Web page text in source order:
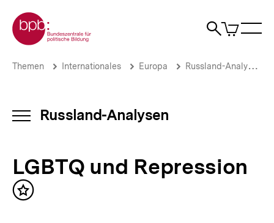
zum
Seiteninhalt
springen
Zur Startseite der bpb
Suche
Artikel
im
LGBTQ
Russland-
Analysen
Brotkrümelnavigation
Pfadnavigation
Themen Internationales Europa Russland-Analysen
INHALTSNAVIGATION
Russland-Analysen
LGBTQ und Repression
Inhalt